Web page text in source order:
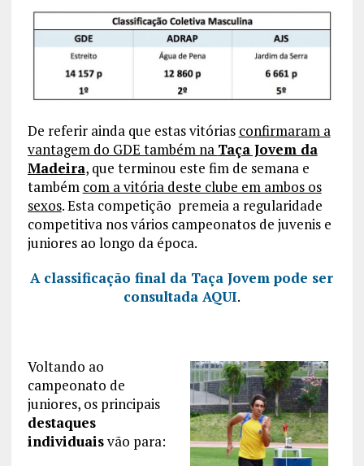
De referir ainda que estas vitórias confirmaram a
vantagem do GDE também na Taça Jovem da
Madeira, que terminou este fim de semana e
também com a vitória deste clube em ambos os
sexos. Esta competição premeia a regularidade
competitiva nos vários campeonatos de juvenis e
juniores ao longo da época.
A classificação final da Taça Jovem pode ser
consultada AQUI.
Voltando ao
campeonato de
juniores, os principais
destaques
individuaisvão para: